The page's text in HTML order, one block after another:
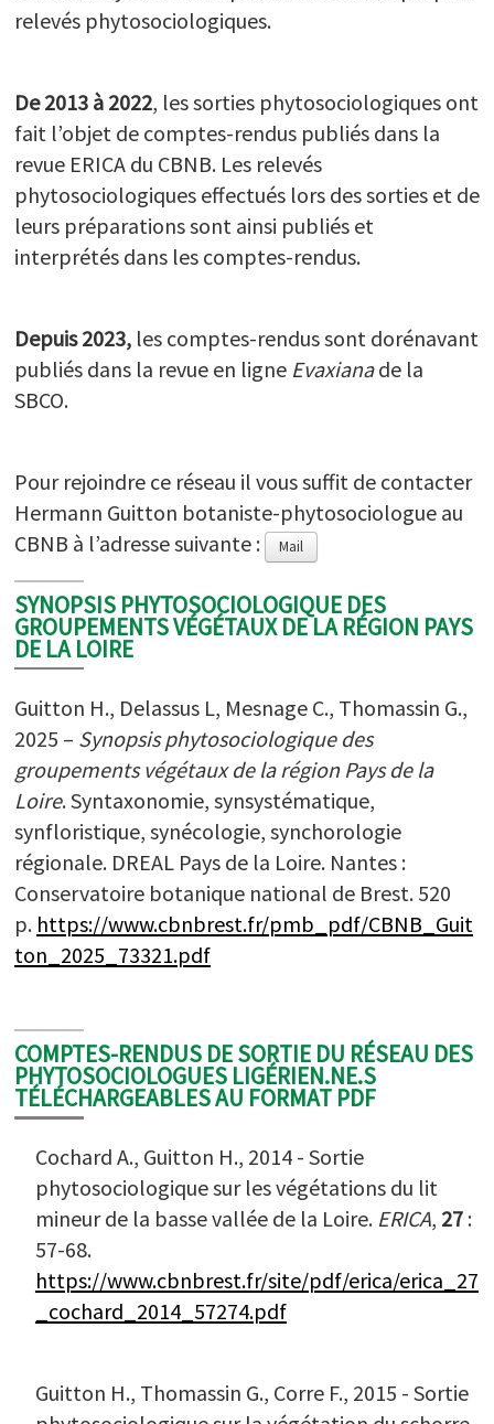
relevés phytosociologiques.
De 2013 à 2022, les sorties phytosociologiques ont
fait l’objet de comptes-rendus publiés dans la
revue ERICA du CBNB. Les relevés
phytosociologiques effectués lors des sorties et de
leurs préparations sont ainsi publiés et
interprétés dans les comptes-rendus.
Depuis 2023, les comptes-rendus sont dorénavant
publiés dans la revue en ligne Evaxianade la
SBCO.
Pour rejoindre ce réseau il vous suffit de contacter
Hermann Guitton botaniste-phytosociologue au
CBNB à l’adresse suivante :
Mail
SYNOPSIS PHYTOSOCIOLOGIQUE DES
GROUPEMENTS VÉGÉTAUX DE LA RÉGION PAYS
DE LA LOIRE
Guitton H., Delassus L, Mesnage C., Thomassin G.,
2025 – Synopsis phytosociologique des
groupements végétaux de la région Pays de la
Loire. Syntaxonomie, synsystématique,
synfloristique, synécologie, synchorologie
régionale. DREAL Pays de la Loire. Nantes :
Conservatoire botanique national de Brest. 520
p. https://www.cbnbrest.fr/pmb_pdf/CBNB_Guit
ton_2025_73321.pdf
COMPTES-RENDUS DE SORTIE DU RÉSEAU DES
PHYTOSOCIOLOGUES LIGÉRIEN.NE.S
TÉLÉCHARGEABLES AU FORMAT PDF
Cochard A., Guitton H., 2014 - Sortie
phytosociologique sur les végétations du lit
mineur de la basse vallée de la Loire. ERICA, 27 :
57-68.
https://www.cbnbrest.fr/site/pdf/erica/erica_27
_cochard_2014_57274.pdf
Guitton H., Thomassin G., Corre F., 2015 - Sortie